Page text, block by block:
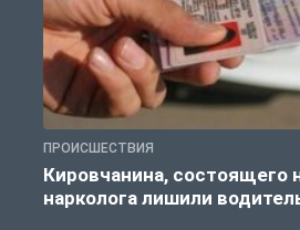
ПРОИСШЕСТВИЯ
Кировчанина, состоящего
нарколога лишили